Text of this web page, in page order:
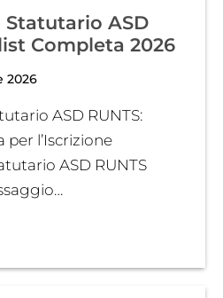
ASD
Completa 2026
2026
ASD RUNTS:
l’Iscrizione
ASD RUNTS